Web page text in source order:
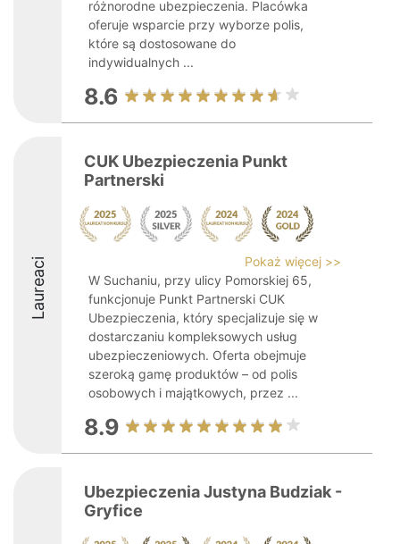
różnorodne ubezpieczenia. Placówka
oferuje wsparcie przy wyborze polis,
które są dostosowane do
indywidualnych ...
8.6
Laureaci
CUK Ubezpieczenia Punkt
Partnerski
Pokaż więcej >>
W Suchaniu, przy ulicy Pomorskiej 65,
funkcjonuje Punkt Partnerski CUK
Ubezpieczenia, który specjalizuje się w
dostarczaniu kompleksowych usług
ubezpieczeniowych. Oferta obejmuje
szeroką gamę produktów – od polis
osobowych i majątkowych, przez ...
8.9
Ubezpieczenia Justyna Budziak -
Gryfice